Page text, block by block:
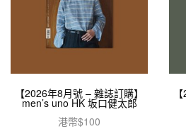
【2026年8月號 – 雜誌訂購】
men’s uno HK 坂口健太郎
港幣$100